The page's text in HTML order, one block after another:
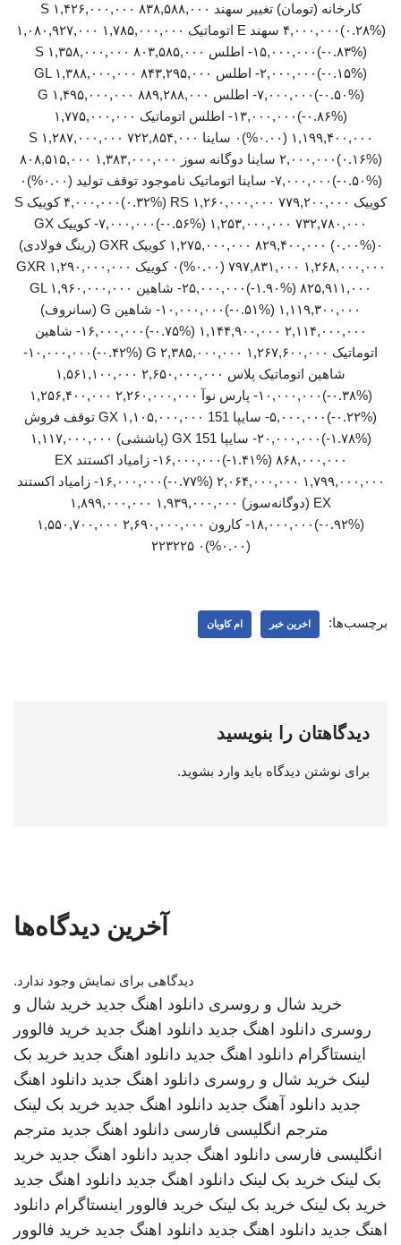
کارخانه (تومان) تغییر سهند S ۱,۴۲۶,۰۰۰,۰۰۰ ۸۳۸,۵۸۸,۰۰۰
(‎۰.۲۸%‏)‎۴,۰۰۰,۰۰۰‏ سهند E اتوماتیک ۱,۷۸۵,۰۰۰,۰۰۰ ۱,۰۸۰,۹۲۷,۰۰۰
(‎-۰.۸۳%‏)‎-۱۵,۰۰۰,۰۰۰‏ اطلس S ۱,۳۵۸,۰۰۰,۰۰۰ ۸۰۳,۵۸۵,۰۰۰
(‎-۰.۱۵%‏)‎-۲,۰۰۰,۰۰۰‏ اطلس GL ۱,۳۸۸,۰۰۰,۰۰۰ ۸۴۳,۲۹۵,۰۰۰
(‎-۰.۵۰%‏)‎-۷,۰۰۰,۰۰۰‏ اطلس G ۱,۴۹۵,۰۰۰,۰۰۰ ۸۸۹,۲۸۸,۰۰۰
(‎-۰.۸۶%‏)‎-۱۳,۰۰۰,۰۰۰‏ اطلس اتوماتیک ۱,۷۷۵,۰۰۰,۰۰۰
۱,۱۹۹,۴۰۰,۰۰۰ (۰.۰۰%)۰ ساینا S ۱,۲۸۷,۰۰۰,۰۰۰ ۷۲۲,۸۵۴,۰۰۰
(‎۰.۱۶%‏)‎۲,۰۰۰,۰۰۰‏ ساینا دوگانه سوز ۱,۳۸۳,۰۰۰,۰۰۰ ۸۰۸,۵۱۵,۰۰۰
(‎-۰.۵۰%‏)‎-۷,۰۰۰,۰۰۰‏ ساینا اتوماتیک ناموجود توقف تولید (۰.۰۰%)۰
کوییک RS ۱,۲۶۰,۰۰۰,۰۰۰ ۷۷۹,۲۰۰,۰۰۰ (‎۰.۳۲%‏)‎۴,۰۰۰,۰۰۰‏ کوییک S
۱,۲۵۳,۰۰۰,۰۰۰ ۷۳۲,۷۸۰,۰۰۰ (‎-۰.۵۶%‏)‎-۷,۰۰۰,۰۰۰‏ کوییک GX
۱,۲۷۵,۰۰۰,۰۰۰ ۸۲۹,۴۰۰,۰۰۰ (۰.۰۰%)۰ کوییک GXR (رینگ فولادی)
۱,۲۶۸,۰۰۰,۰۰۰ ۷۹۷,۸۳۱,۰۰۰ (۰.۰۰%)۰ کوییک GXR ۱,۲۹۰,۰۰۰,۰۰۰
۸۲۵,۹۱۱,۰۰۰ (‎-۱.۹۰%‏)‎-۲۵,۰۰۰,۰۰۰‏ شاهین GL ۱,۹۶۰,۰۰۰,۰۰۰
۱,۱۱۹,۳۰۰,۰۰۰ (‎-۰.۵۱%‏)‎-۱۰,۰۰۰,۰۰۰‏ شاهین G (سانروف)
۲,۱۱۴,۰۰۰,۰۰۰ ۱,۱۴۴,۹۰۰,۰۰۰ (‎-۰.۷۵%‏)‎-۱۶,۰۰۰,۰۰۰‏ شاهین
شاهین اتوماتیک پلاس ۲,۶۵۰,۰۰۰,۰۰۰ ۱,۵۶۱,۱۰۰,۰۰۰
(‎-۰.۳۸%‏)‎-۱۰,۰۰۰,۰۰۰‏ پارس نوآ ۲,۲۶۰,۰۰۰,۰۰۰ ۱,۲۵۶,۴۰۰,۰۰۰
(‎-۰.۲۲%‏)‎-۵,۰۰۰,۰۰۰‏ سایپا 151 GX ۱,۱۰۵,۰۰۰,۰۰۰ توقف فروش
(‎-۱.۷۸%‏)‎-۲۰,۰۰۰,۰۰۰‏ سایپا 151 GX (پاششی) ۱,۱۱۷,۰۰۰,۰۰۰
۸۶۸,۰۰۰,۰۰۰ (‎-۱.۴۱%‏)‎-۱۶,۰۰۰,۰۰۰‏ زامیاد اکستند EX
۲,۰۶۴,۰۰۰,۰۰۰ ۱,۷۹۹,۰۰۰,۰۰۰ (‎-۰.۷۷%‏)‎-۱۶,۰۰۰,۰۰۰‏ زامیاد اکستند
EX (دوگانه‌سوز) ۱,۹۳۹,۰۰۰,۰۰۰ ۱,۸۹۹,۰۰۰,۰۰۰
(‎-۰.۹۲%‏)‎-۱۸,۰۰۰,۰۰۰‏ کارون ۲,۶۹۰,۰۰۰,۰۰۰ ۱,۵۵۰,۷۰۰,۰۰۰
(۰.۰۰%)۰ ۲۲۳۲۲۵
برچسب‌ها: اخرین خبر ام کاویان
دیدگاهتان را بنویسید
برای نوشتن دیدگاه باید وارد بشوید.
آخرین دیدگاه‌ها
دیدگاهی برای نمایش وجود ندارد.
خرید شال و روسری دانلود اهنگ جدید خرید شال و
روسری دانلود اهنگ جدید دانلود اهنگ جدید خرید فالوور
اینستاگرام دانلود اهنگ جدید دانلود اهنگ جدید خرید بک
لینک خرید شال و روسری دانلود اهنگ جدید دانلود اهنگ
جدید دانلود آهنگ جدید دانلود اهنگ جدید خرید بک لینک
مترجم انگلیسی فارسی دانلود اهنگ جدید مترجم
انگلیسی فارسی دانلود اهنگ جدید دانلود اهنگ جدید خرید
بک لینک خرید بک لینک دانلود اهنگ جدید دانلود اهنگ جدید
خرید بک لینک خرید بک لینک خرید فالوور اینستاگرام دانلود
اهنگ جدید دانلود اهنگ جدید دانلود اهنگ جدید خرید فالوور